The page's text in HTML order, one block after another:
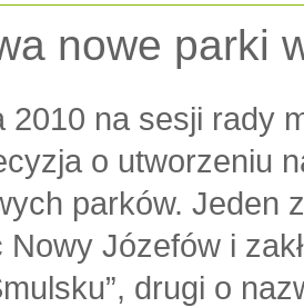
nowe parki
2010 na sesji rady
o utworzeniu
parków. Jeden
Nowy Józefów i
drugi o